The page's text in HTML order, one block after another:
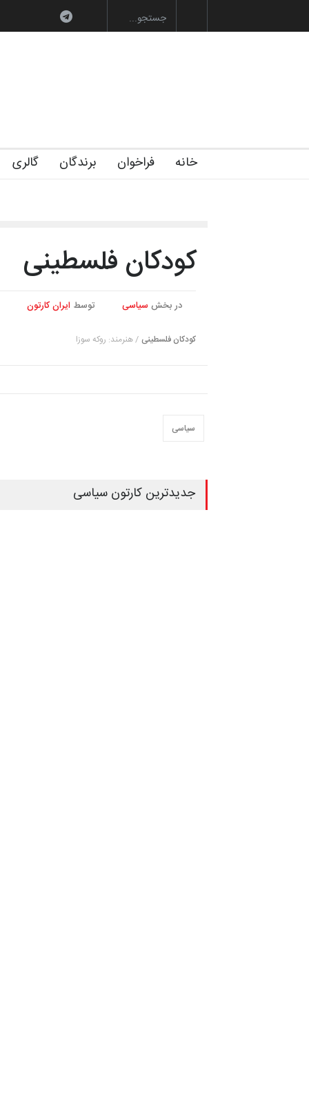
خانه فراخوان برندگان گالری
کودکان فلسطینی
در بخش سیاسی توسط ایران کارتون
کودکان فلسطینی / هنرمند: روکه سوزا
سیاسی
جدیدترین کارتون سیاسی